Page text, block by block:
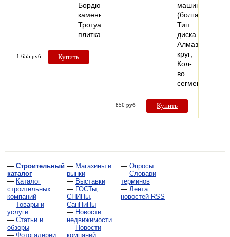
Бордюрный
камень;
Тротуарная
плитка…
1 655 руб Купить
машин
(болгарок);
Тип
диска
Алмазный
круг;
Кол-
во
сегментов…
850 руб Купить
— Строительный
каталог
— Каталог
строительных
компаний
— Товары и
услуги
— Статьи и
обзоры
— Фотогалереи
— Магазины и
рынки
— Выставки
— ГОСТы,
СНИПы,
СанПиНы
— Новости
недвижимости
— Новости
компаний
— Опросы
— Словари
терминов
— Лента
новостей RSS